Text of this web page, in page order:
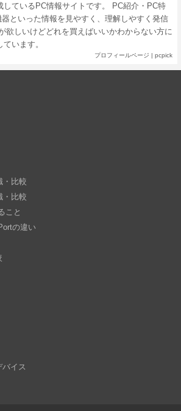
しているPC情報サイトです。 PC紹介・PC特
といった情報を見やすく、理解しやすく発信
欲しいけどどれを買えばいいかわからない方に
います。
プロフィールページ | pcpick
・比較
・比較
こと
の違い
イス